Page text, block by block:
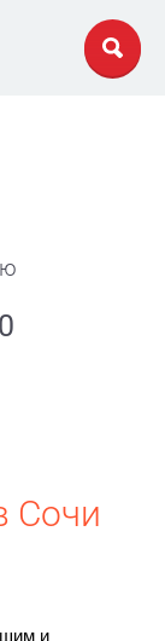
Сочи
и